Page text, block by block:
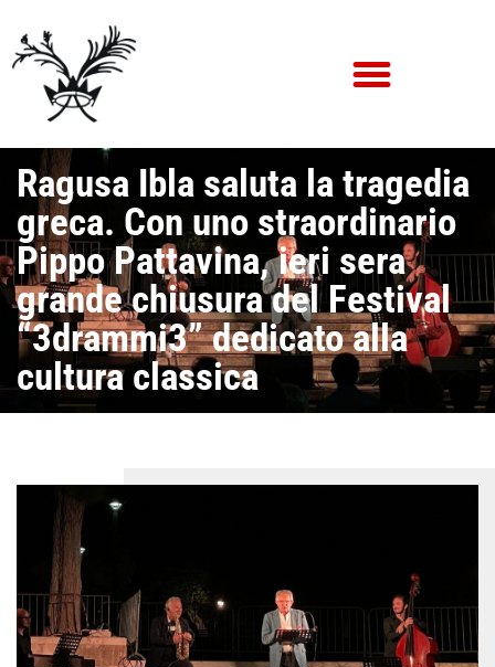
Ragusa Ibla saluta la tragedia
greca. Con uno straordinario
Pippo Pattavina, ieri sera
grande chiusura del Festival
“3drammi3” dedicato alla
cultura classica